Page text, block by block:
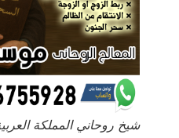
شيخ روحاني المملكة